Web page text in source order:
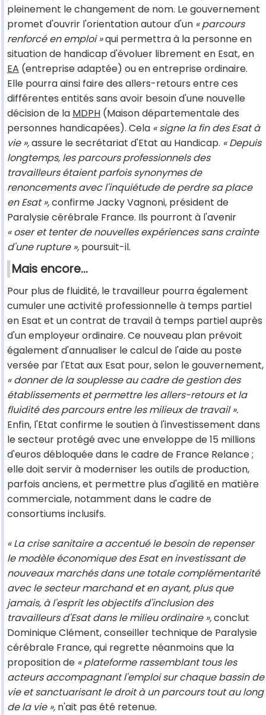
pleinement le changement de nom. Le gouvernement
promet d'ouvrir l'orientation autour d'un « parcours
renforcé en emploi »qui permettra à la personne en
situation de handicap d'évoluer librement en Esat, en
EA (entreprise adaptée) ou en entreprise ordinaire.
Elle pourra ainsi faire des allers-retours entre ces
différentes entités sans avoir besoin d'une nouvelle
décision de la MDPH (Maison départementale des
personnes handicapées). Cela « signe la fin des Esat à
vie »,assure le secrétariat d'Etat au Handicap. « Depuis
longtemps, les parcours professionnels des
travailleurs étaient parfois synonymes de
renoncements avec l'inquiétude de perdre sa place
en Esat »,confirme Jacky Vagnoni, président de
Paralysie cérébrale France. Ils pourront à l'avenir
« oser et tenter de nouvelles expériences sans crainte
d'une rupture », poursuit-il.
Mais encore…
Pour plus de fluidité, le travailleur pourra également
cumuler une activité professionnelle à temps partiel
en Esat et un contrat de travail à temps partiel auprès
d'un employeur ordinaire. Ce nouveau plan prévoit
également d'annualiser le calcul de l'aide au poste
versée par l'Etat aux Esat pour, selon le gouvernement,
« donner de la souplesse au cadre de gestion des
établissements et permettre les allers-retours et la
fluidité des parcours entre les milieux de travail ».
Enfin, l'Etat confirme le soutien à l'investissement dans
le secteur protégé avec une enveloppe de 15 millions
d'euros débloquée dans le cadre de France Relance ;
elle doit servir à moderniser les outils de production,
parfois anciens, et permettre plus d'agilité en matière
commerciale, notamment dans le cadre de
consortiums inclusifs.
« La crise sanitaire a accentué le besoin de repenser
le modèle économique des Esat en investissant de
nouveaux marchés dans une totale complémentarité
avec le secteur marchand et en ayant, plus que
jamais, à l'esprit les objectifs d'inclusion des
travailleurs d'Esat dans le milieu ordinaire »,conclut
Dominique Clément, conseiller technique de Paralysie
cérébrale France, qui regrette néanmoins que la
proposition de « plateforme rassemblant tous les
acteurs accompagnant l'emploi sur chaque bassin de
vie et sanctuarisant le droit à un parcours tout au long
de la vie », n'ait pas été retenue.